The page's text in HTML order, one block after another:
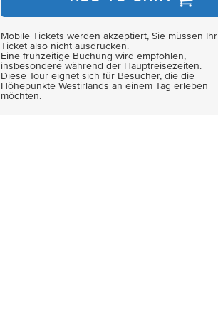
Mobile Tickets werden akzeptiert, Sie müssen Ihr
Ticket also nicht ausdrucken.
Eine frühzeitige Buchung wird empfohlen,
insbesondere während der Hauptreisezeiten.
Diese Tour eignet sich für Besucher, die die
Höhepunkte Westirlands an einem Tag erleben
möchten.